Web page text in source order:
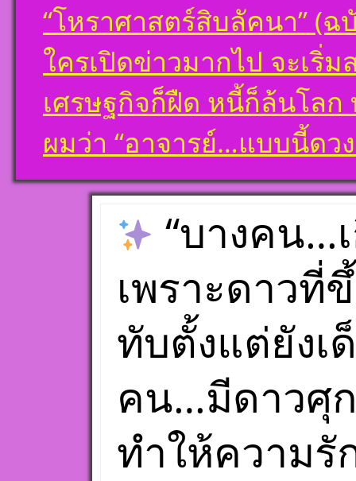
“โหราศาสตร์สิบลัคนา” (
ใครเปิดข่าวมากไป จะเริ่
เศรษฐกิจก็ฝืด หนี้ก็ล้นโล
ผมว่า “อาจารย์…แบบนี้ดว
“บางคน…
เพราะดาว
ทับตั้งแต่ยังเ
คน…มีดาวศุ
ทำให้ความรั